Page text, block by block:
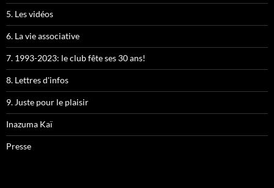
5. Les vidéos
6. La vie associative
7. 1993-2023: le club fête ses 30 ans!
8. Lettres d'infos
9. Juste pour le plaisir
Inazuma Kaï
Presse